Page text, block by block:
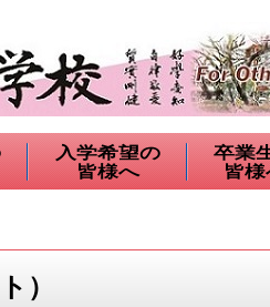
入学希望の
皆様へ
卒業
皆様
）